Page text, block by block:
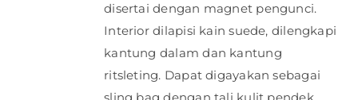
disertai dengan magnet pengunci.
Interior dilapisi kain suede, dilengkapi
kantung dalam dan kantung
ritsleting. Dapat digayakan sebagai